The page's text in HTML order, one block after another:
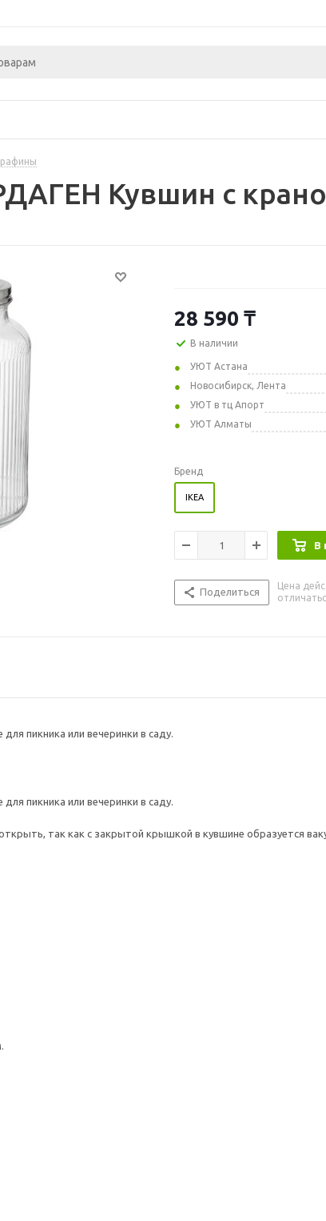
Кувшин с
28 590 ₸
В наличии
УЮТ Астана
Новосибирск, Лента
УЮТ в тц Апорт
УЮТ Алматы
Бренд
IKEA
В
Поделиться
Цена
пикника или вечеринки в саду.
пикника или вечеринки в саду.
так как с закрытой крышкой в кувшине образуется